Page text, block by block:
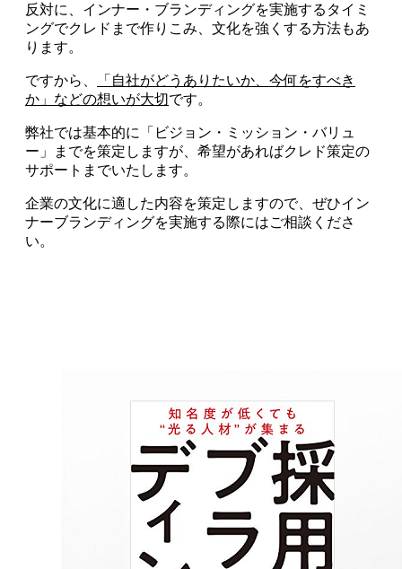
反対に、インナー・ブランディングを実施するタイミ
ングでクレドまで作りこみ、文化を強くする方法もあ
ります。
ですから、
「自社がどうありたいか、今何をすべき
か」などの想いが大切です。
弊社では基本的に「ビジョン・ミッション・バリュ
ー」までを策定しますが、希望があればクレド策定の
サポートまでいたします。
企業の文化に適した内容を策定しますので、ぜひイン
ナーブランディングを実施する際にはご相談くださ
い。